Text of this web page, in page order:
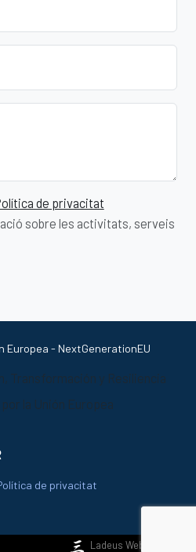
de privacitat
sobre les activitats, serveis
Europea - NextGenerationEU
de privacitat
Ladeus Web Branding